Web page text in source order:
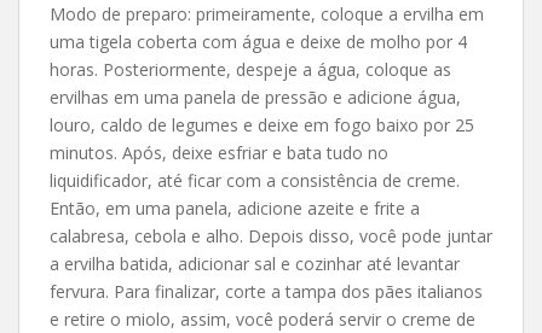
Modo de preparo: primeiramente, coloque a ervilha em
uma tigela coberta com água e deixe de molho por 4
horas. Posteriormente, despeje a água, coloque as
ervilhas em uma panela de pressão e adicione água,
louro, caldo de legumes e deixe em fogo baixo por 25
minutos. Após, deixe esfriar e bata tudo no
liquidificador, até ficar com a consistência de creme.
Então, em uma panela, adicione azeite e frite a
calabresa, cebola e alho. Depois disso, você pode juntar
a ervilha batida, adicionar sal e cozinhar até levantar
fervura. Para finalizar, corte a tampa dos pães italianos
e retire o miolo, assim, você poderá servir o creme de